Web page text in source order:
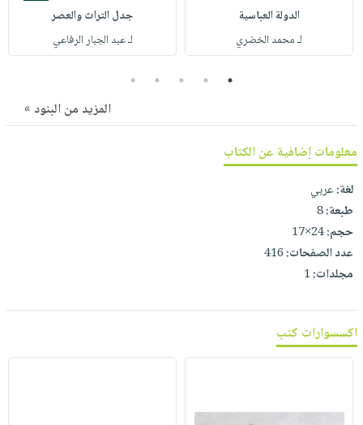
صابون
أطفال
مناسبات
فيديوهات
أسئلة
يتكرر
نيل
وفرات
كتابك
تواصل
معنا
الدولة العباسية
لـ محمد الخضري
جدل التراث والعصر
لـ عبد الجبار الرفاعي
1
2
3
4
5
المزيد من البنود »
معلومات إضافية عن الكتاب
لغة:عربي
طبعة:8
حجم:24×17
عدد الصفحات:416
مجلدات:1
اكسسوارات كتب